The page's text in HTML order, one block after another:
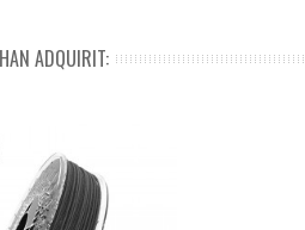
ADQUIRIT: